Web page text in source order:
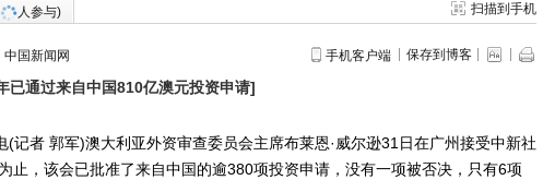
人参与) 扫描到手机
中国新闻网 手机客户端 保存到博客
已通过来自中国810亿澳元投资申请]
者 郭军)澳大利亚外资审查委员会主席布莱恩·威尔逊31日在广州接受中新社
止，该会已批准了来自中国的逾380项投资申请，没有一项被否决，只有6项